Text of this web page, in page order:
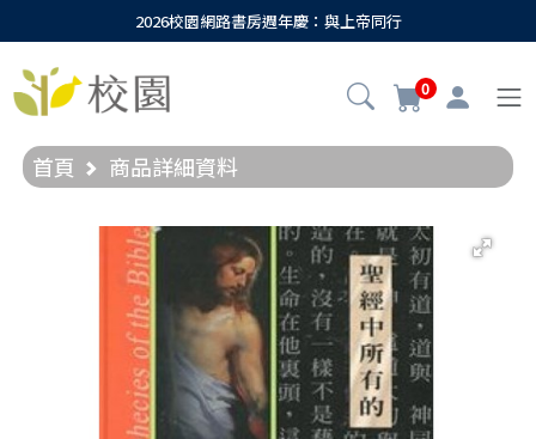
2026校園網路書房週年慶：與上帝同行
0
首頁 商品詳細資料